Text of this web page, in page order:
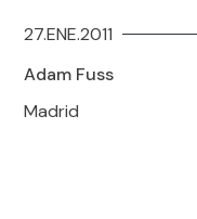
Adam Fuss
Madrid
27.ENE.2011